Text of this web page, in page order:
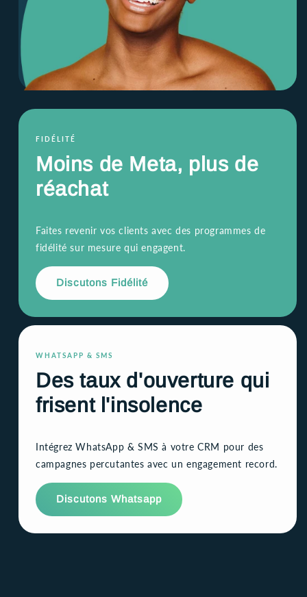
FIDÉLITÉ
Moins de Meta, plus de
réachat
Faites revenir vos clients avec des programmes de
fidélité sur mesure qui engagent.
Discutons Fidélité
WHATSAPP & SMS
Des taux d'ouverture qui
frisent l'insolence
Intégrez WhatsApp & SMS à votre CRM pour des
campagnes percutantes avec un engagement record.
Discutons Whatsapp